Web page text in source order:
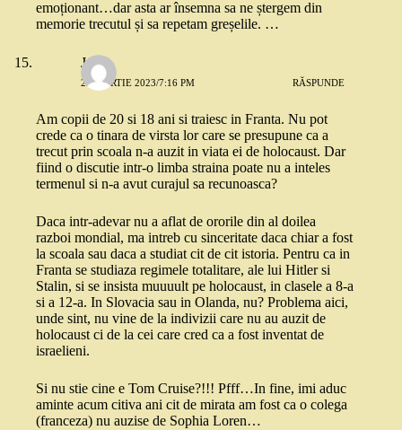
emoționant…dar asta ar însemna sa ne ștergem din
memorie trecutul și sa repetam greșelile. …
Jual
22 MARTIE 2023/7:16 PM RĂSPUNDE
Am copii de 20 si 18 ani si traiesc in Franta. Nu pot
crede ca o tinara de virsta lor care se presupune ca a
trecut prin scoala n-a auzit in viata ei de holocaust. Dar
fiind o discutie intr-o limba straina poate nu a inteles
termenul si n-a avut curajul sa recunoasca?
Daca intr-adevar nu a aflat de ororile din al doilea
razboi mondial, ma intreb cu sinceritate daca chiar a fost
la scoala sau daca a studiat cit de cit istoria. Pentru ca in
Franta se studiaza regimele totalitare, ale lui Hitler si
Stalin, si se insista muuuult pe holocaust, in clasele a 8-a
si a 12-a. In Slovacia sau in Olanda, nu? Problema aici,
unde sint, nu vine de la indivizii care nu au auzit de
holocaust ci de la cei care cred ca a fost inventat de
israelieni.
Si nu stie cine e Tom Cruise?!!! Pfff…In fine, imi aduc
aminte acum citiva ani cit de mirata am fost ca o colega
(franceza) nu auzise de Sophia Loren…